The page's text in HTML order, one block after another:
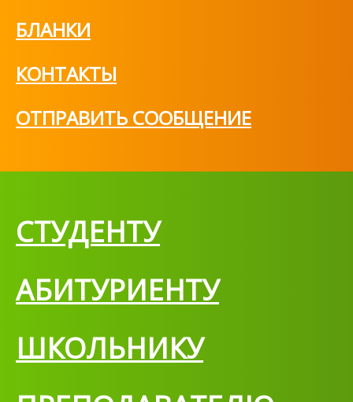
БЛАНКИ
КОНТАКТЫ
ОТПРАВИТЬ СООБЩЕНИЕ
СТУДЕНТУ
АБИТУРИЕНТУ
ШКОЛЬНИКУ